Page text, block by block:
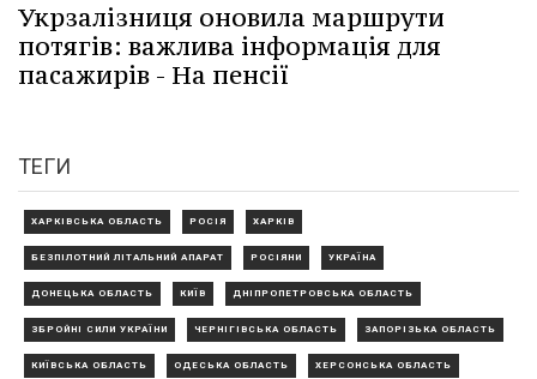
Укрзалізниця оновила маршрути
потягів: важлива інформація для
пасажирів - На пенсії
ТЕГИ
ХАРКІВСЬКА ОБЛАСТЬ РОСІЯ ХАРКІВ
БЕЗПІЛОТНИЙ ЛІТАЛЬНИЙ АПАРАТ РОСІЯНИ УКРАЇНА
ДОНЕЦЬКА ОБЛАСТЬ КИЇВ ДНІПРОПЕТРОВСЬКА ОБЛАСТЬ
ЗБРОЙНІ СИЛИ УКРАЇНИ ЧЕРНІГІВСЬКА ОБЛАСТЬ ЗАПОРІЗЬКА ОБЛАСТЬ
КИЇВСЬКА ОБЛАСТЬ ОДЕСЬКА ОБЛАСТЬ ХЕРСОНСЬКА ОБЛАСТЬ